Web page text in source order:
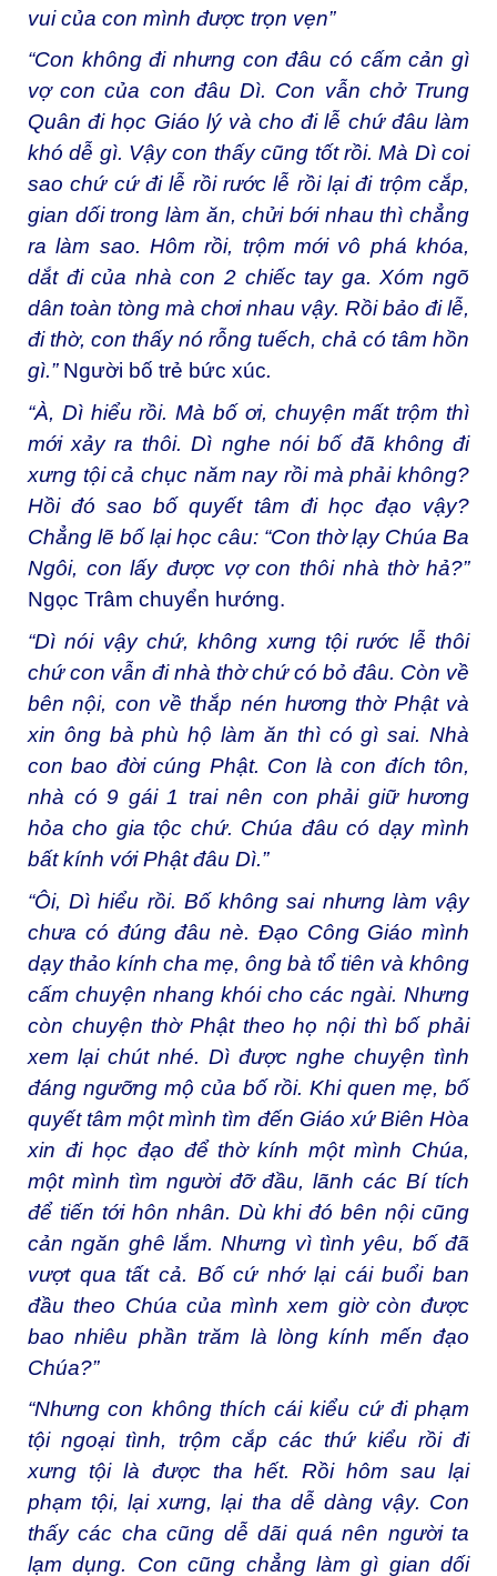
vui của con mình được trọn vẹn”
“Con không đi nhưng con đâu có cấm cản gì
vợ con của con đâu Dì. Con vẫn chở Trung
Quân đi học Giáo lý và cho đi lễ chứ đâu làm
khó dễ gì. Vậy con thấy cũng tốt rồi. Mà Dì coi
sao chứ cứ đi lễ rồi rước lễ rồi lại đi trộm cắp,
gian dối trong làm ăn, chửi bới nhau thì chẳng
ra làm sao. Hôm rồi, trộm mới vô phá khóa,
dắt đi của nhà con 2 chiếc tay ga. Xóm ngõ
dân toàn tòng mà chơi nhau vậy. Rồi bảo đi lễ,
đi thờ, con thấy nó rỗng tuếch, chả có tâm hồn
gì.”Người bố trẻ bức xúc.
“À, Dì hiểu rồi. Mà bố ơi, chuyện mất trộm thì
mới xảy ra thôi. Dì nghe nói bố đã không đi
xưng tội cả chục năm nay rồi mà phải không?
Hồi đó sao bố quyết tâm đi học đạo vậy?
Chẳng lẽ bố lại học câu: “Con thờ lạy Chúa Ba
Ngôi, con lấy được vợ con thôi nhà thờ hả?”
Ngọc Trâm chuyển hướng.
“Dì nói vậy chứ, không xưng tội rước lễ thôi
chứ con vẫn đi nhà thờ chứ có bỏ đâu. Còn về
bên nội, con về thắp nén hương thờ Phật và
xin ông bà phù hộ làm ăn thì có gì sai. Nhà
con bao đời cúng Phật. Con là con đích tôn,
nhà có 9 gái 1 trai nên con phải giữ hương
hỏa cho gia tộc chứ. Chúa đâu có dạy mình
bất kính với Phật đâu Dì.”
“Ôi, Dì hiểu rồi. Bố không sai nhưng làm vậy
chưa có đúng đâu nè. Đạo Công Giáo mình
dạy thảo kính cha mẹ, ông bà tổ tiên và không
cấm chuyện nhang khói cho các ngài. Nhưng
còn chuyện thờ Phật theo họ nội thì bố phải
xem lại chút nhé. Dì được nghe chuyện tình
đáng ngưỡng mộ của bố rồi. Khi quen mẹ, bố
quyết tâm một mình tìm đến Giáo xứ Biên Hòa
xin đi học đạo để thờ kính một mình Chúa,
một mình tìm người đỡ đầu, lãnh các Bí tích
để tiến tới hôn nhân. Dù khi đó bên nội cũng
cản ngăn ghê lắm. Nhưng vì tình yêu, bố đã
vượt qua tất cả. Bố cứ nhớ lại cái buổi ban
đầu theo Chúa của mình xem giờ còn được
bao nhiêu phần trăm là lòng kính mến đạo
Chúa?”
“Nhưng con không thích cái kiểu cứ đi phạm
tội ngoại tình, trộm cắp các thứ kiểu rồi đi
xưng tội là được tha hết. Rồi hôm sau lại
phạm tội, lại xưng, lại tha dễ dàng vậy. Con
thấy các cha cũng dễ dãi quá nên người ta
lạm dụng. Con cũng chẳng làm gì gian dối